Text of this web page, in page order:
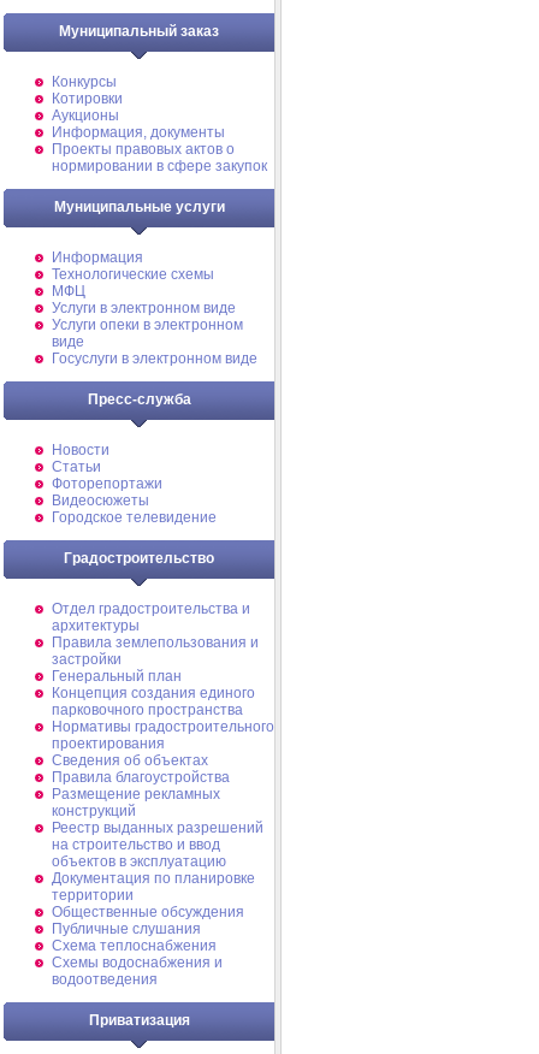
Муниципальный заказ
Конкурсы
Котировки
Аукционы
Информация, документы
Проекты правовых актов о
нормировании в сфере закупок
Муниципальные услуги
Информация
Технологические схемы
МФЦ
Услуги в электронном виде
Услуги опеки в электронном
виде
Госуслуги в электронном виде
Пресс-служба
Новости
Статьи
Фоторепортажи
Видеосюжеты
Городское телевидение
Градостроительство
Отдел градостроительства и
архитектуры
Правила землепользования и
застройки
Генеральный план
Концепция создания единого
парковочного пространства
Нормативы градостроительного
проектирования
Сведения об объектах
Правила благоустройства
Размещение рекламных
конструкций
Реестр выданных разрешений
на строительство и ввод
объектов в эксплуатацию
Документация по планировке
территории
Общественные обсуждения
Публичные слушания
Схема теплоснабжения
Схемы водоснабжения и
водоотведения
Приватизация